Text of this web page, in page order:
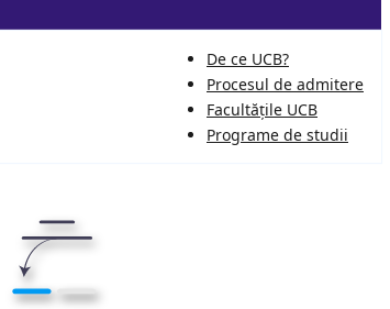
De ce UCB?
Procesul de admitere
Facultățile UCB
Programe de studii